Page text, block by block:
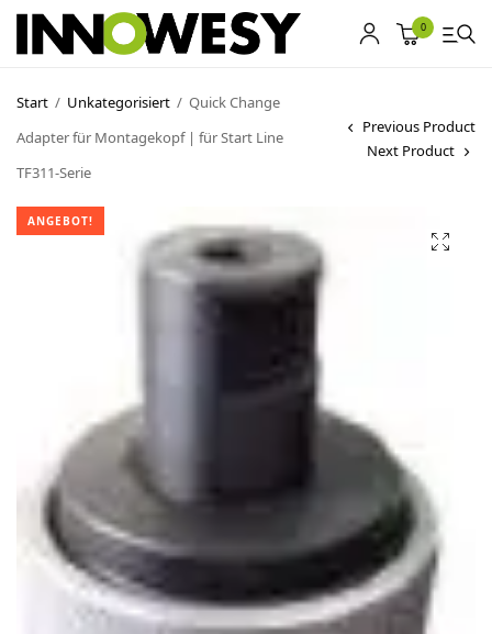
0
Start / Unkategorisiert / Quick Change
Adapter für Montagekopf | für Start Line
TF311-Serie
Previous Product
Next Product
ANGEBOT!
Shop
Ankauf